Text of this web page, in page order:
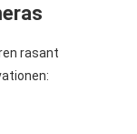
rasant